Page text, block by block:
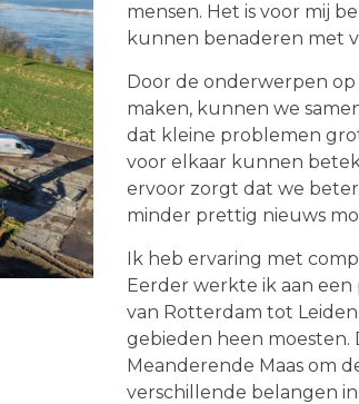
mensen. Het is voor mij
kunnen benaderen met
Door de onderwerpen
maken, kunnen we
dat kleine problemen
voor elkaar kunnen
ervoor zorgt dat we
minder prettig nieuws
Ik heb ervaring met
Eerder werkte ik aan
van Rotterdam tot
gebieden heen
Meanderende Maas om
verschillende belangen